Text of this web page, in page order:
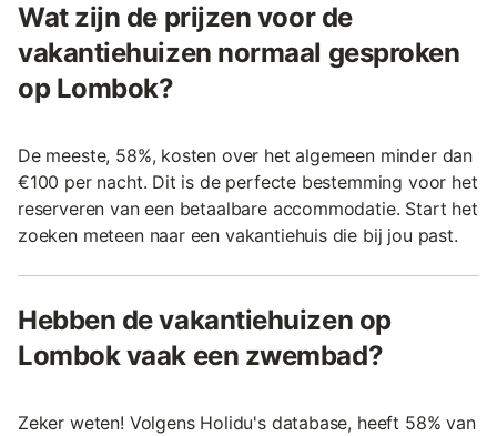
Wat zijn de prijzen voor de
vakantiehuizen normaal gesproken
op Lombok?
De meeste, 58%, kosten over het algemeen minder dan
€100 per nacht. Dit is de perfecte bestemming voor het
reserveren van een betaalbare accommodatie. Start het
zoeken meteen naar een vakantiehuis die bij jou past.
Hebben de vakantiehuizen op
Lombok vaak een zwembad?
Zeker weten! Volgens Holidu's database, heeft 58% van